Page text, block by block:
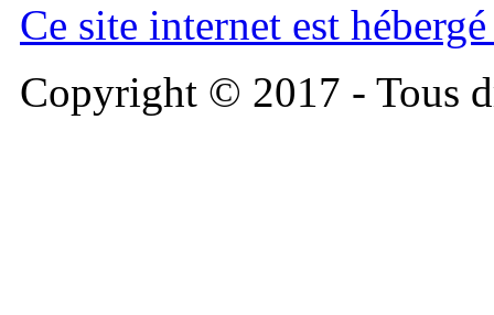
Ce site internet est
Copyright © 2017 - Tous